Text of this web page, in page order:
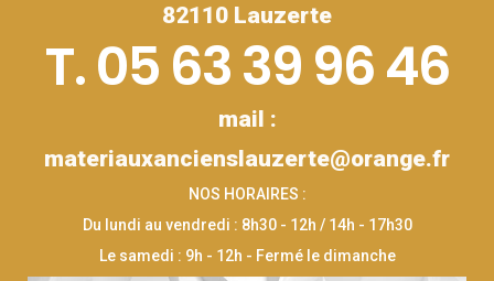
82110 Lauzerte
T. 05 63 39 96 46
mail :
materiauxancienslauzerte@orange.fr
NOS HORAIRES :
Du lundi au vendredi : 8h30 - 12h / 14h - 17h30
Le samedi : 9h - 12h - Fermé le dimanche